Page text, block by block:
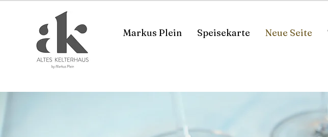
Markus Plein Speisekarte Neue Seite